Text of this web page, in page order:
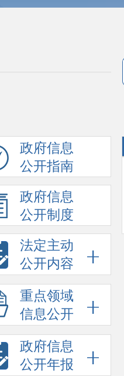
政府信息
公开指南
政府信息
公开制度
法定主动
公开内容
重点领域
信息公开
政府信息
公开年报